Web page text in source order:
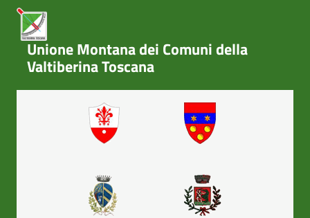
Unione Montana dei Comuni della
Valtiberina Toscana